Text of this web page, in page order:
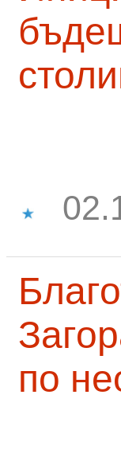
по